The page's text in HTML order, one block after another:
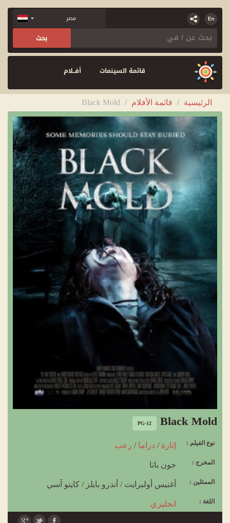
قائمة السينمات أفــلام
الرئيسية / قائمة الأفلام /
Black Mold
Black Mold
PG-12
نوع الفيلم : إثارة / دراما / رعب
المخرج : جون باتا
الممثلين : أغنيس أولبرايت / أندرو بايلز / كايتو آسي
اللغة : انجليزي